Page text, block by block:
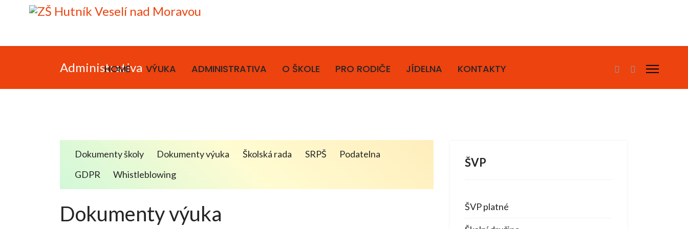
HOME VÝUKA ADMINISTRATIVA O ŠKOLE PRO RODIČE JÍDELNA KONTAKTY
Administrativa
Dokumenty školy Dokumenty výuka Školská rada SRPŠ
Podatelna
GDPR
Whistleblowing
Dokumenty výuka
ŠVP
ŠVP platné